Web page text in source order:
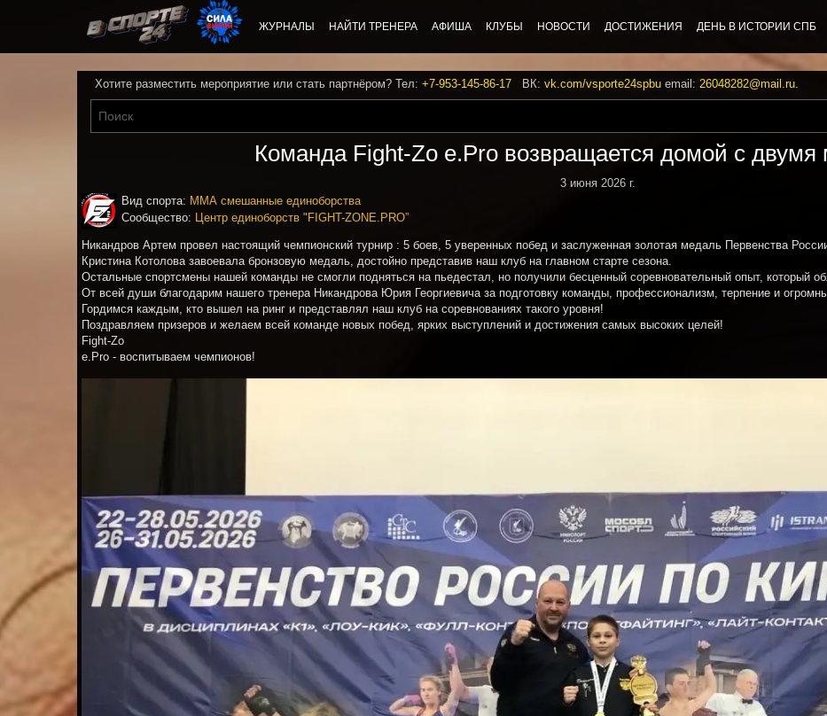
ЖУРНАЛЫ НАЙТИ ТРЕНЕРА АФИША КЛУБЫ НОВОСТИ ДОСТИЖЕНИЯ ДЕНЬ В ИСТОРИИ СПБ
Хотите разместить мероприятие или стать партнёром? Тел: +7-953-145-86-17 ВК: vk.com/vsporte24spbu email: 26048282@mail.ru.
Команда Fight-Zo e.Pro возвращается домой с
3 июня 2026 г.
Вид спорта: ММА смешанные единоборства
Сообщество: Центр единоборств "FIGHT-ZONE.PRO”
Никандров Артем провел настоящий чемпионский турнир : 5 боев, 5 уверенных побед и заслуженная золотая медаль Первенства
Кристина Котолова завоевала бронзовую медаль, достойно представив наш клуб на главном старте сезона.
Остальные спортсмены нашей команды не смогли подняться на пьедестал, но получили бесценный соревновательный опыт, который
От всей души благодарим нашего тренера Никандрова Юрия Георгиевича за подготовку команды, профессионализм, терпение и
Гордимся каждым, кто вышел на ринг и представлял наш клуб на соревнованиях такого уровня!
Поздравляем призеров и желаем всей команде новых побед, ярких выступлений и достижения самых высоких целей!
Fight-Zo
e.Pro - воспитываем чемпионов!